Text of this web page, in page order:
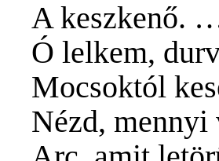
A keszkenő.
Ó lelkem,
Mocsoktól
Nézd, mennyi